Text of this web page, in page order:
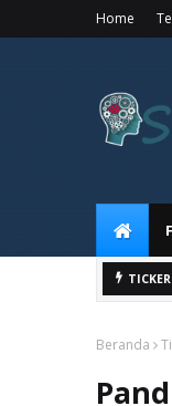
Home
TICKER
Beranda